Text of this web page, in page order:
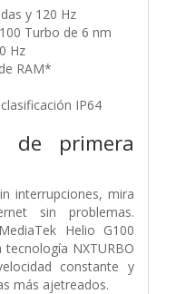
y 120 Hz
Turbo de 6 nm
Hz
RAM*
IP64
de primera
interrupciones, mira
sin problemas.
Helio G100
NXTURBO
constante y
más ajetreados.